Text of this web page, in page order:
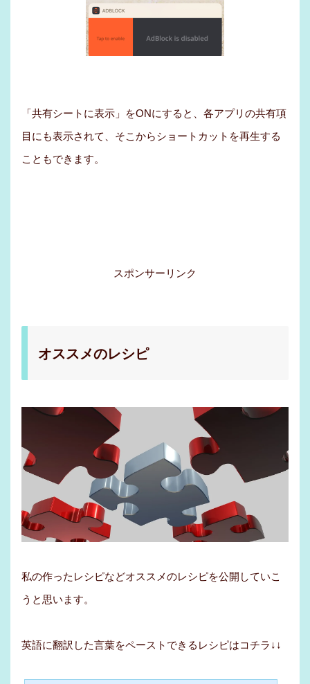
「共有シートに表示」をONにすると、各アプリの共有項
目にも表示されて、そこからショートカットを再生する
こともできます。
スポンサーリンク
オススメのレシピ
私の作ったレシピなどオススメのレシピを公開していこ
うと思います。
英語に翻訳した言葉をペーストできるレシピはコチラ↓↓